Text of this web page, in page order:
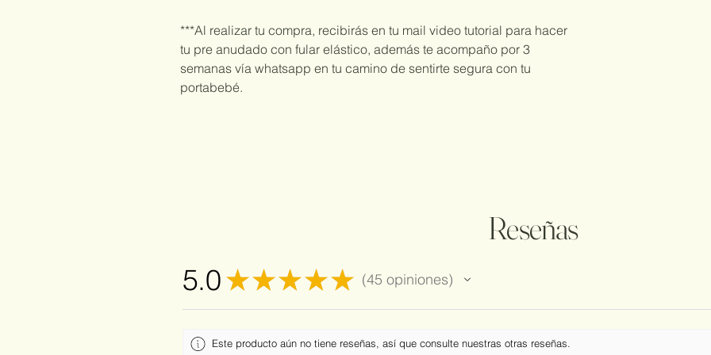
***Al realizar tu compra, recibirás en tu mail video tutorial para hacer
tu pre anudado con fular elástico, además te acompaño por 3
semanas vía whatsapp en tu camino de sentirte segura con tu
portabebé.
Reseñas
5.0 ★ ★ ★ ★ ★ 45 opiniones
45
Este producto aún no tiene reseñas, así que consulte nuestras otras reseñas.